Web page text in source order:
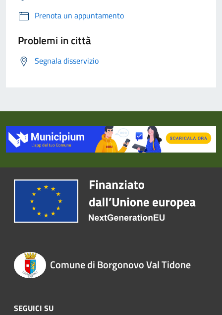
Prenota un appuntamento
Problemi in città
Segnala disservizio
Comune di Borgonovo Val Tidone
SEGUICI SU